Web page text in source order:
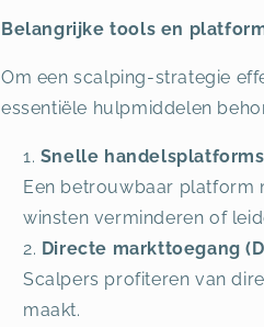
Belangrijke tools en
Om een scalping-strategie
essentiële hulpmiddelen
Snelle handelsplatforms
Een betrouwbaar platform
winsten verminderen of
Directe markttoegang
Scalpers profiteren van
maakt.